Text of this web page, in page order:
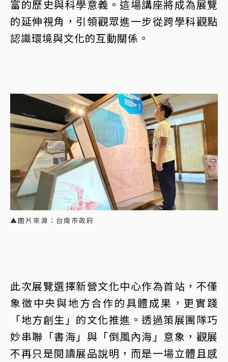
富的歷史與科學意義。這場講座將成為展覽
的延伸視角，引領觀眾進一步從跨學科觀點
認識環境與文化的互動關係。
▲圖片來源：台南市政府
此次展覽選擇新營文化中心作為首站，不僅
象徵中央與地方合作的具體成果，更實踐
「地方創生」的文化推進。透過策展團隊巧
妙串聯「書海」與「倒風內海」意象，觀展
不再只是閱讀展品說明，而是一場立體且感